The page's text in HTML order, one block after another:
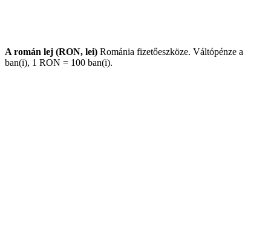
A román lej (RON, lei) Románia fizetőeszköze. Váltópénze a
ban(i), 1 RON = 100 ban(i).